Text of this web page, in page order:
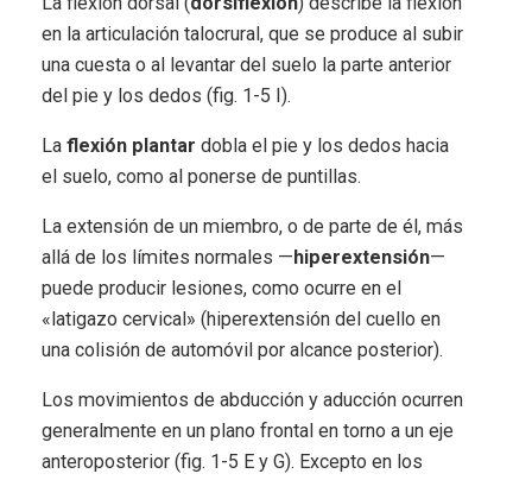
en la articulación talocrural, que se produce al subir
una cuesta o al levantar del suelo la parte anterior
del pie y los dedos (fig. 1-5 I).
La flexión plantar dobla el pie y los dedos hacia
el suelo, como al ponerse de puntillas.
La extensión de un miembro, o de parte de él, más
allá de los límites normales —hiperextensión—
puede producir lesiones, como ocurre en el
«latigazo cervical» (hiperextensión del cuello en
una colisión de automóvil por alcance posterior).
Los movimientos de abducción y aducción ocurren
generalmente en un plano frontal en torno a un eje
anteroposterior (fig. 1-5 E y G). Excepto en los